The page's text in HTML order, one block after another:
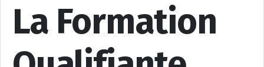
La Formation